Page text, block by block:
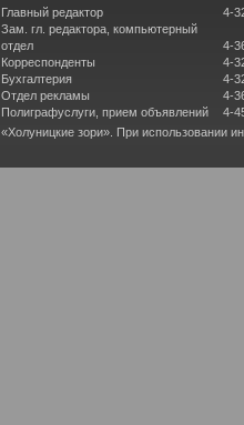
Главный редактор
Зам. гл. редактора, компьютерный
отдел
Корреспонденты
Бухгалтерия
Отдел рекламы
Полиграфуслуги, прием объявлений
4-
4-
4-
4-
4-
4-
«Холуницкие зори». При использовании